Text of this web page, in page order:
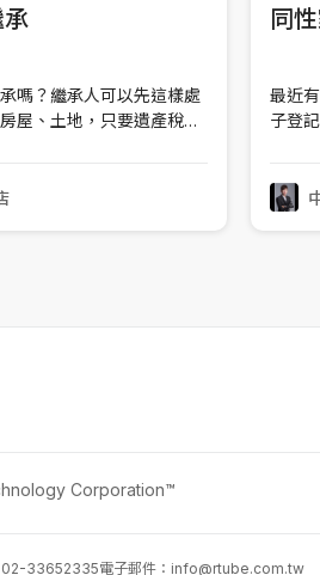
嗎？繼承人可以先這樣處
屋、土地，只要遺產稅還
況下，可以向國稅局申請
同
最近
子登
家庭
Corporation™
02-33652335電子郵件： info@rtube.com.tw